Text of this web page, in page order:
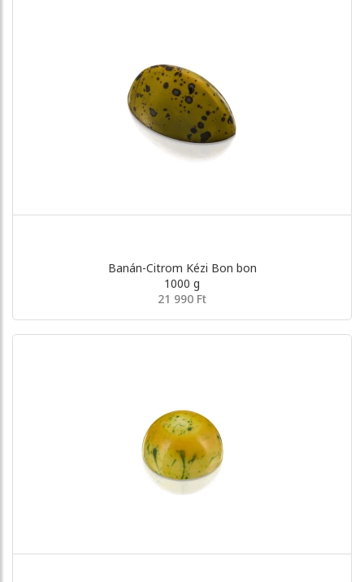
Banán-Citrom Kézi Bon bon
1000 g
21 990 Ft